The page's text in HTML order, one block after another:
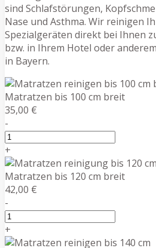
sind Schlafstörungen,
Nase und Asthma. Wir reinigen
Spezialgeräten direkt bei Ihnen
bzw. in Ihrem Hotel oder
in Bayern.
Matratzen bis 100 cm breit
35,00 €
-
+
Matratzen bis 120 cm breit
42,00 €
-
+